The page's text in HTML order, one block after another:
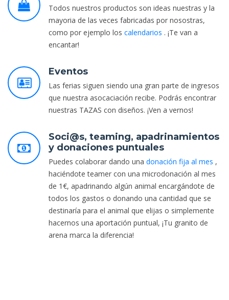
Todos nuestros productos son ideas nuestras y la
mayoria de las veces fabricadas por nosostras,
como por ejemplo los calendarios . ¡Te van a
encantar!
Eventos
Las ferias siguen siendo una gran parte de ingresos
que nuestra asocaciación recibe. Podrás encontrar
nuestras TAZAS con diseños. ¡Ven a vernos!
Soci@s, teaming, apadrinamientos
y donaciones puntuales
Puedes colaborar dando una donación fija al mes ,
haciéndote teamer con una microdonación al mes
de 1€, apadrinando algún animal encargándote de
todos los gastos o donando una cantidad que se
destinaría para el animal que elijas o simplemente
hacernos una aportación puntual, ¡Tu granito de
arena marca la diferencia!